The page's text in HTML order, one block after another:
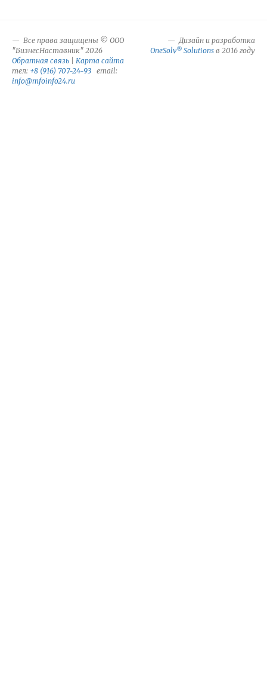
Все права защищены © ООО
"БизнесНаставник" 2026
Обратная связь
Карта сайта
тел: +8 (916) 707-24-93 email:
info@mfoinfo24.ru
Дизайн и разработка
OneSolv® Solutions в 2016 году